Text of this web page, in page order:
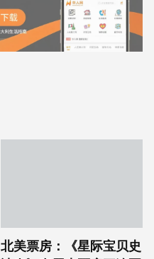
北美票房：《星际宝贝史